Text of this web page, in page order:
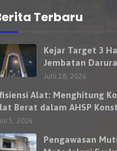
Terbaru
Kejar Target 3
Jembatan
Nelayan Rumbai
Besok
Juni 18, 2026
Alat: Menghitung
Berat dalam AHSP
5, 2026
Pengawasan